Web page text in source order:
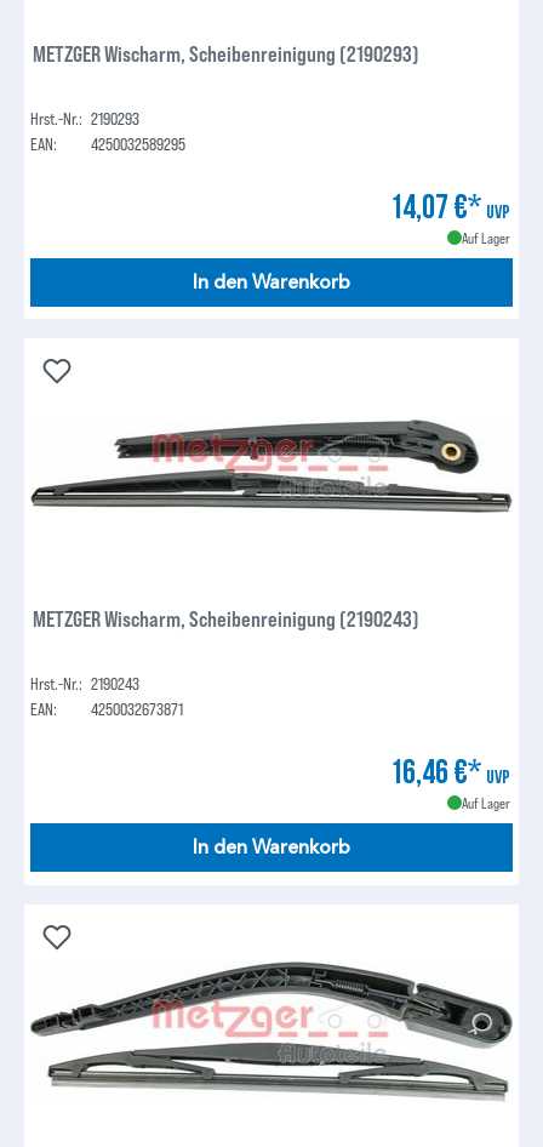
METZGER Wischarm, Scheibenreinigung (2190293)
Hrst.-Nr.: 2190293
EAN:
4250032589295
14,07 €* UVP
Auf Lager
In den Warenkorb
METZGER Wischarm, Scheibenreinigung (2190243)
Hrst.-Nr.: 2190243
EAN:
4250032673871
16,46 €* UVP
Auf Lager
In den Warenkorb